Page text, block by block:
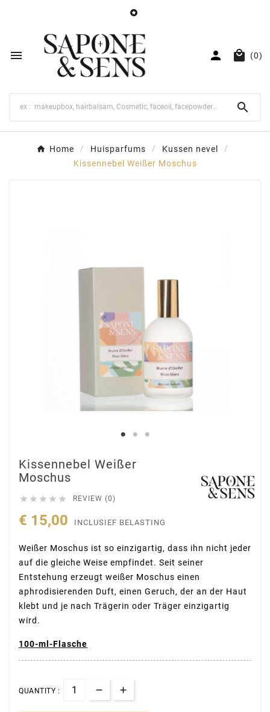

   (0)

Home Huisparfums
Kussen nevel
Kissennebel Weißer Moschus
Kissennebel Weißer
Moschus
     REVIEW (0)
€ 15,00 INCLUSIEF BELASTING
Weißer Moschus ist so einzigartig, dass ihn nicht jeder
auf die gleiche Weise empfindet. Seit seiner
Entstehung erzeugt weißer Moschus einen
aphrodisierenden Duft, einen Geruch, der an der Haut
klebt und je nach Trägerin oder Träger einzigartig
wird.
100-ml-Flasche
QUANTITY :